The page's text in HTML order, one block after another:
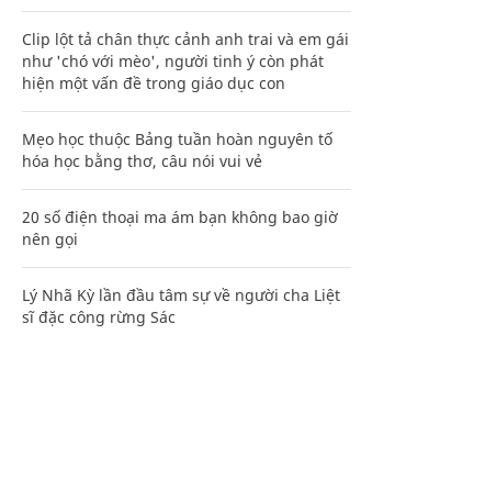
Clip lột tả chân thực cảnh anh trai và em gái
như 'chó với mèo', người tinh ý còn phát
hiện một vấn đề trong giáo dục con
Mẹo học thuộc Bảng tuần hoàn nguyên tố
hóa học bằng thơ, câu nói vui vẻ
20 số điện thoại ma ám bạn không bao giờ
nên gọi
Lý Nhã Kỳ lần đầu tâm sự về người cha Liệt
sĩ đặc công rừng Sác